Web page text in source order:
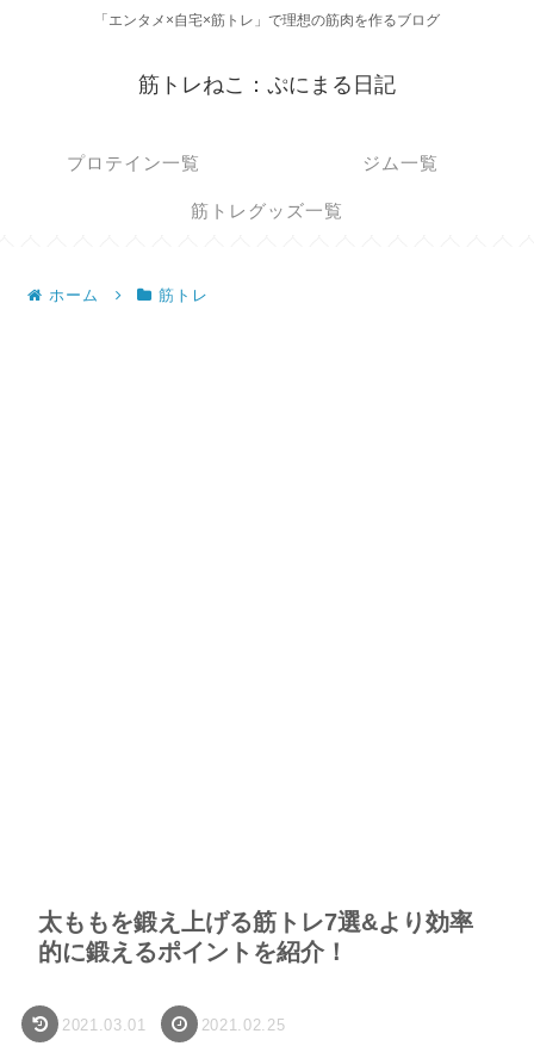
「エンタメ×自宅×筋トレ」で理想の筋肉を作るブログ
筋トレねこ：ぷにまる日記
プロテイン一覧 ジム一覧
筋トレグッズ一覧
ホーム 筋トレ
太ももを鍛え上げる筋トレ7選&より効率
的に鍛えるポイントを紹介！
2021.03.01 2021.02.25